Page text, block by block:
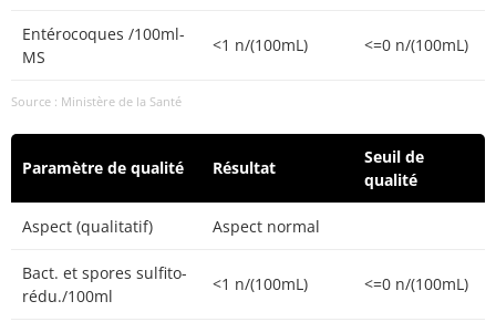
Entérocoques /100ml-
MS
<1 n/(100mL) <=0 n/(100mL)
Source : Ministère de la Santé
Paramètre de qualité Résultat
Seuil de
qualité
Aspect (qualitatif) Aspect normal
Bact. et spores sulfito-
rédu./100ml
<1 n/(100mL) <=0 n/(100mL)